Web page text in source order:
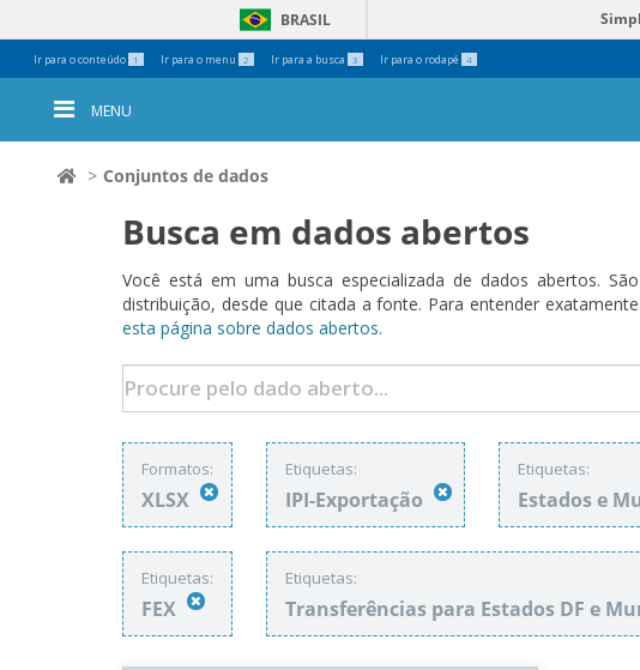
Ir para o conteúdo 1 Ir para o menu 2 Ir para a busca 3 Ir para o rodapé 4
BRASIL
Ferramentas
Pessoais
MENU
Conjuntos de dados
Busca em dados abertos
Você está em uma busca especializada de dados abertos.
distribuição, desde que citada a fonte. Para entender
esta página sobre dados abertos.
Formatos:
XLSX
Etiquetas:
IPI-Exportação
Etiquetas:
Estados e
Etiquetas:
FEX
Etiquetas:
Transferências para Estados DF e